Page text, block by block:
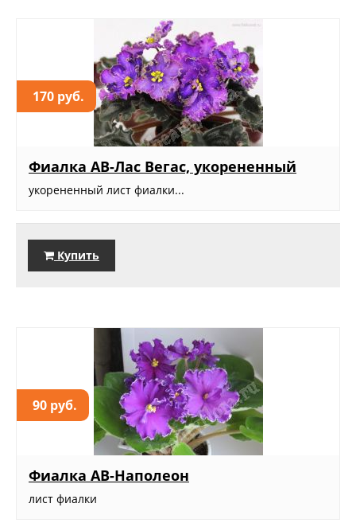
170 руб.
Фиалка АВ-Лас Вегас, укорененный
укорененный лист фиалки...
Купить
90 руб.
Фиалка АВ-Наполеон
лист фиалки